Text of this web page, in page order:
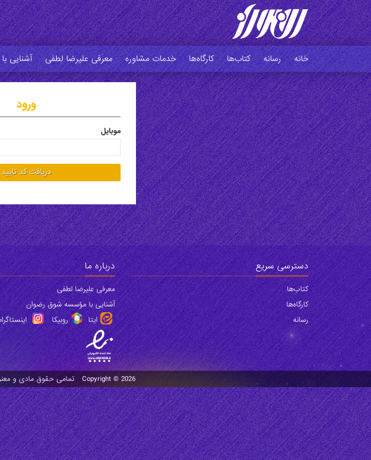
خانه رسانه کتاب‌ها کارگاه‌ها خدمات مشاوره معرفی علیرضا لطفی آشنایی
ورود
موبایل
دریافت کد تایید
دسترسی سریع
کتاب‌ها
‌کارگاه‌ها
رسانه
درباره ما
معرفی علیرضا لطفی
آشنایی با مؤسسه شوق رضوان
ایتا
روبیکا
Copyright © 2026 تمامی حقوق مادی و معنوی این سایت محفوظ است.